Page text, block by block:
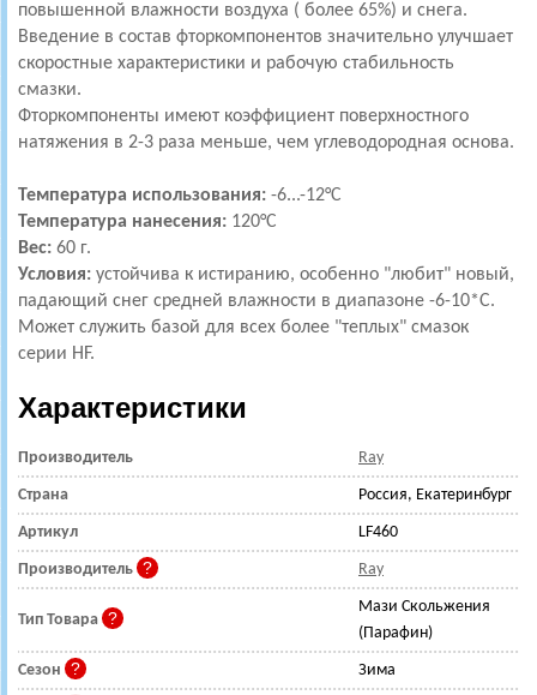
повышенной влажности воздуха ( более 65%) и снега.
Введение в состав фторкомпонентов значительно улучшает
скоростные характеристики и рабочую стабильность
смазки.
Фторкомпоненты имеют коэффициент поверхностного
натяжения в 2-3 раза меньше, чем углеводородная основа.
Температура использования: -6...-12°С
Температура нанесения: 120°С
Вес: 60 г.
Условия: устойчива к истиранию, особенно "любит" новый,
падающий снег средней влажности в диапазоне -6-10*С.
Может служить базой для всех более "теплых" смазок
серии HF.
Характеристики
Производитель Ray
Страна Россия, Екатеринбург
Артикул LF460
Производитель Ray
Тип Товара
Мази Скольжения
(Парафин)
Сезон Зима